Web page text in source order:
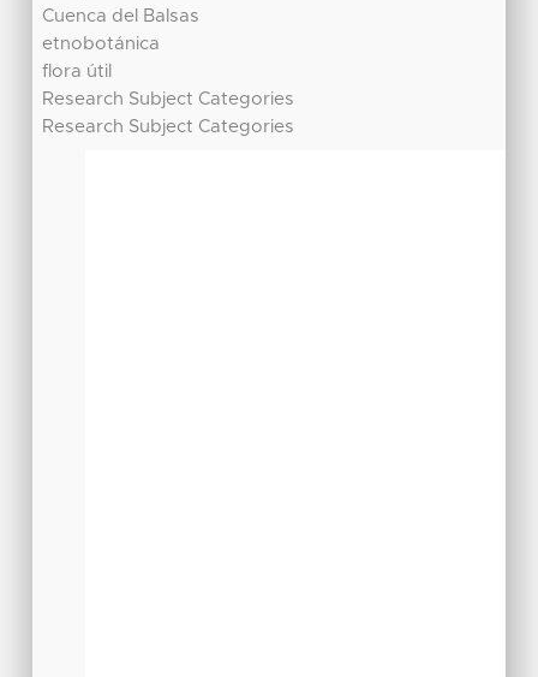
Cuenca del Balsas
etnobotánica
flora útil
Research Subject Categories
Research Subject Categories